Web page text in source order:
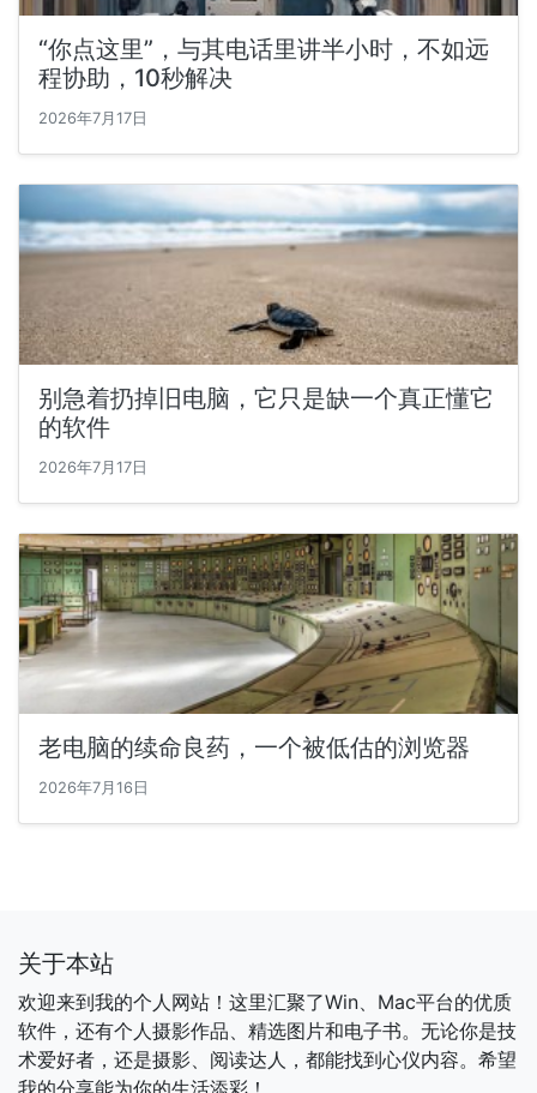
“你点这里”，与其电话里讲半小时，不如远
程协助，10秒解决
2026年7月17日
别急着扔掉旧电脑，它只是缺一个真正懂它
的软件
2026年7月17日
老电脑的续命良药，一个被低估的浏览器
2026年7月16日
关于本站
欢迎来到我的个人网站！这里汇聚了Win、Mac平台的优质
软件，还有个人摄影作品、精选图片和电子书。无论你是技
术爱好者，还是摄影、阅读达人，都能找到心仪内容。希望
我的分享能为你的生活添彩！